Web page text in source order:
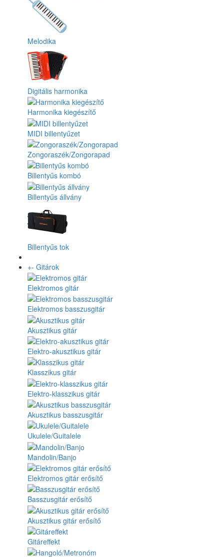
Melodika
Digitális harmonika
Harmonika kiegészítő
MIDI billentyűzet
Zongoraszék/Zongorapad
Billentyűs kombó
Billentyűs állvány
Billentyűs tok
+- Gitárok
Elektromos gitár
Elektromos basszusgitár
Akusztikus gitár
Elektro-akusztikus gitár
Klasszikus gitár
Elektro-klasszikus gitár
Akusztikus basszusgitár
Ukulele/Guitalele
Mandolin/Banjo
Elektromos gitár erősítő
Basszusgitár erősítő
Akusztikus gitár erősítő
Gitáreffekt